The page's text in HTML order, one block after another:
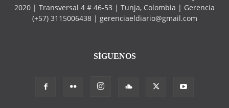
2020 | Transversal 4 # 46-53 | Tunja, Colombia | Gerencia
(+57) 3115006438 | gerenciaeldiario@gmail.com
SÍGUENOS